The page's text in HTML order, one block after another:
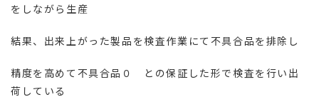
をしながら生産
結果、出来上がった製品を検査作業にて不具合品を排除し
精度を高めて不具合品０ との保証した形で検査を行い出
荷している